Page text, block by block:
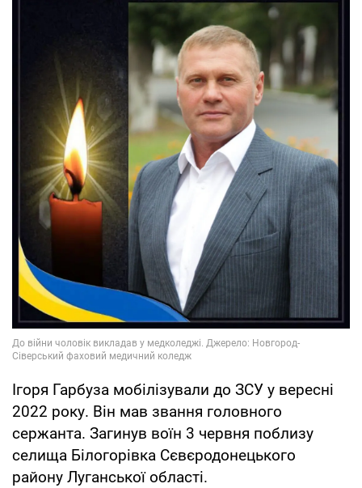
Ігоря Гарбуза мобілізували до ЗСУ у вересні
2022 року. Він мав звання головного
сержанта. Загинув воїн 3 червня поблизу
селища Білогорівка Сєвєродонецького
району Луганської області.